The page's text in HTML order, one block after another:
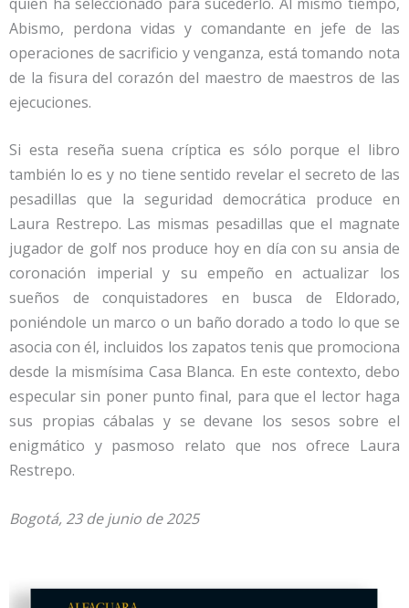
Abismo, perdona vidas y comandante en jefe de las
operaciones de sacrificio y venganza, está tomando nota
de la fisura del corazón del maestro de maestros de las
ejecuciones.
Si esta reseña suena críptica es sólo porque el libro
también lo es y no tiene sentido revelar el secreto de las
pesadillas que la seguridad democrática produce en
Laura Restrepo. Las mismas pesadillas que el magnate
jugador de golf nos produce hoy en día con su ansia de
coronación imperial y su empeño en actualizar los
sueños de conquistadores en busca de Eldorado,
poniéndole un marco o un baño dorado a todo lo que se
asocia con él, incluidos los zapatos tenis que promociona
desde la mismísima Casa Blanca. En este contexto, debo
especular sin poner punto final, para que el lector haga
sus propias cábalas y se devane los sesos sobre el
enigmático y pasmoso relato que nos ofrece Laura
Restrepo.
Bogotá, 23 de junio de 2025